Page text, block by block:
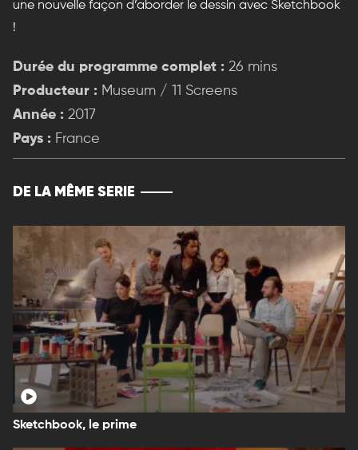
une nouvelle façon d’aborder le dessin avec Sketchbook
!
Durée du programme complet : 26 mins
Producteur : Museum / 11 Screens
Année : 2017
Pays : France
DE LA MÊME SERIE
Sketchbook, le prime